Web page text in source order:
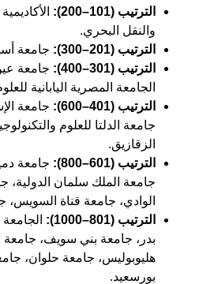
الترتيب (101–200):
والنقل البحري.
الترتيب (201–300):
جامعة
الترتيب (301–400):
جامعة
الجامعة المصرية اليابانية
الترتيب (401–600):
جامعة
الزقازيق.
الترتيب (601–800):
جامعة
جامعة الملك سلمان
الوادي، جامعة قناة
الترتيب (801–1000):
بدر، جامعة بني سويف، جامعة
هليوبوليس، جامعة حلوان،
بورسعيد.